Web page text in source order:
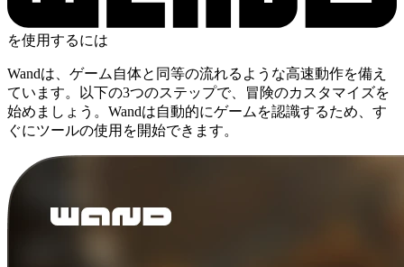
を使用するには
Wandは、ゲーム自体と同等の流れるような高速動作を備え
ています。以下の3つのステップで、冒険のカスタマイズを
始めましょう。Wandは自動的にゲームを認識するため、す
ぐにツールの使用を開始できます。